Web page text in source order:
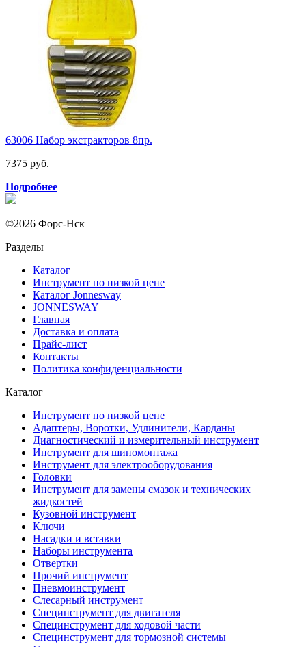
63006 Набор экстракторов 8пр.
7375 руб.
Подробнее
©2026 Форс-Нск
Разделы
Каталог
Инструмент по низкой цене
Каталог Jonnesway
JONNESWAY
Главная
Доставка и оплата
Прайс-лист
Контакты
Политика конфиденциальности
Каталог
Инструмент по низкой цене
Адаптеры, Воротки, Удлинители, Карданы
Диагностический и измерительный инструмент
Инструмент для шиномонтажа
Инструмент для электрооборудования
Головки
Инструмент для замены смазок и технических
жидкостей
Кузовной инструмент
Ключи
Насадки и вставки
Наборы инструмента
Отвертки
Прочий инструмент
Пневмоинструмент
Слесарный инструмент
Специнструмент для двигателя
Специнструмент для ходовой части
Специнструмент для тормозной системы